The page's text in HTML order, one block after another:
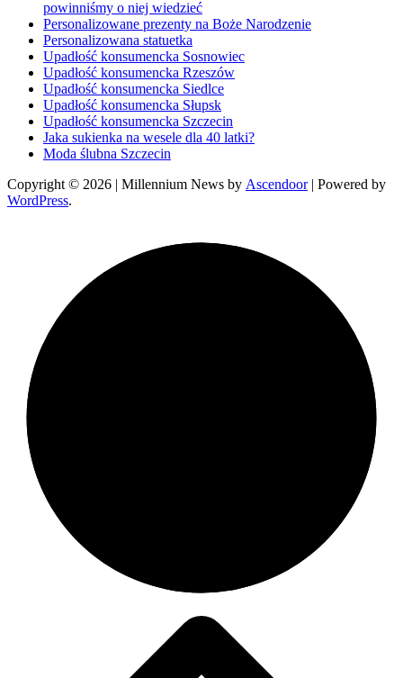
powinniśmy o niej wiedzieć
Personalizowane prezenty na Boże Narodzenie
Personalizowana statuetka
Upadłość konsumencka Sosnowiec
Upadłość konsumencka Rzeszów
Upadłość konsumencka Siedlce
Upadłość konsumencka Słupsk
Upadłość konsumencka Szczecin
Jaka sukienka na wesele dla 40 latki?
Moda ślubna Szczecin
Copyright © 2026 | Millennium News by Ascendoor| Powered by
WordPress.